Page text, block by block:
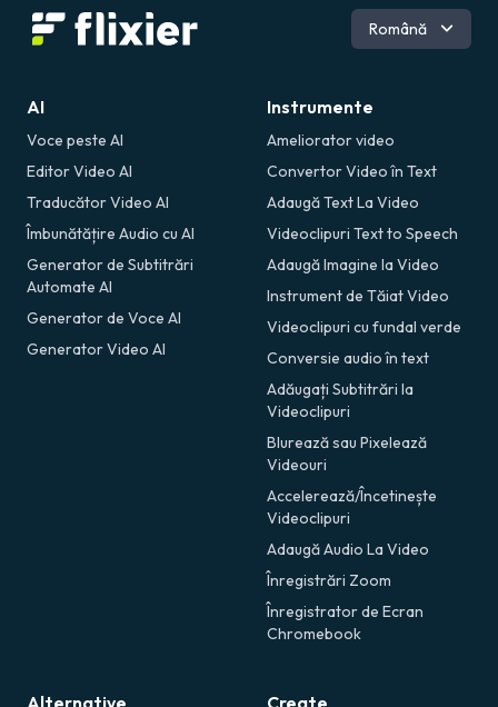
Engleză
Română
AI
Voce peste AI
Editor Video AI
Traducător Video AI
Îmbunătățire Audio cu AI
Generator de Subtitrări
Automate AI
Generator de Voce AI
Generator Video AI
Instrumente
Ameliorator video
Convertor Video în Text
Adaugă Text La Video
Videoclipuri Text to Speech
Adaugă Imagine la Video
Instrument de Tăiat Video
Videoclipuri cu fundal verde
Conversie audio în text
Adăugați Subtitrări la
Videoclipuri
Blurează sau Pixelează
Videouri
Accelerează/Încetinește
Videoclipuri
Adaugă Audio La Video
Înregistrări Zoom
Înregistrator de Ecran
Chromebook
Alternative Create